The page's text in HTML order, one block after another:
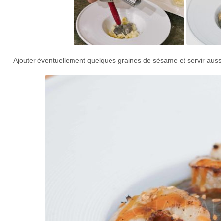
Ajouter éventuellement quelques graines de sésame et servir